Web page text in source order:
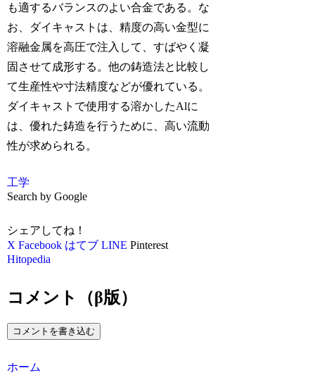
も適するバランスのよい合金である。な
お、ダイキャストは、精度の高い金型に
溶融金属を高圧で注入して、すばやく凝
固させて成形する。他の鋳造法と比較し
て生産性や寸法精度などが優れている。
ダイキャストで使用する溶かしたAlに
は、優れた鋳造を行うために、高い流動
性が求められる。
工学
Search by Google
シェアしてね！
X Facebook はてブ LINE Pinterest
Hitopedia
コメント（β版）
コメントを書き込む
ホーム